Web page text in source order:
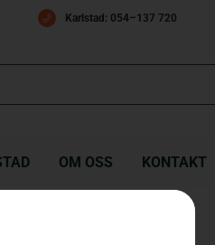
Karlstad: 054–137 720
OM OSS KONTAKT